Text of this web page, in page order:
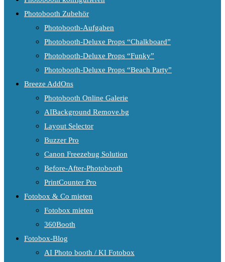
Photobooth Zubehör
Photobooth-Aufgaben
Photobooth-Deluxe Props “Chalkboard”
Photobooth-Deluxe Props “Funky”
Photobooth-Deluxe Props “Beach Party”
Breeze AddOns
Photobooth Online Galerie
AIBackground Remove.bg
Layout Selector
Buzzer Pro
Canon Freezebug Solution
Before-After-Photobooth
PrintCounter Pro
Fotobox & Co mieten
Fotobox mieten
360Booth
Fotobox-Blog
AI Photo booth / KI Fotobox